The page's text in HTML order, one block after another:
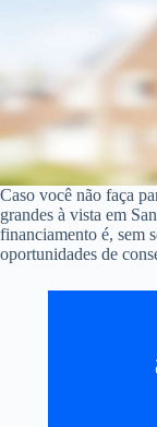
Caso você não faça
grandes à vista em
financiamento é, sem
oportunidades de